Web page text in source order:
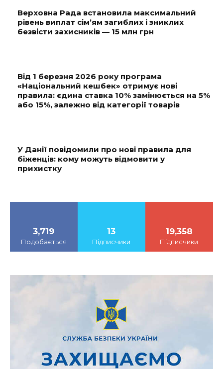
Верховна Рада встановила максимальний
рівень виплат сім’ям загиблих і зниклих
безвісти захисників — 15 млн грн
Від 1 березня 2026 року програма
«Національний кешбек» отримує нові
правила: єдина ставка 10% замінюється на 5%
або 15%, залежно від категорії товарів
У Данії повідомили про нові правила для
біженців: кому можуть відмовити у
прихистку
3,719
Подобається
13
Підписчики
19,358
Підписчики